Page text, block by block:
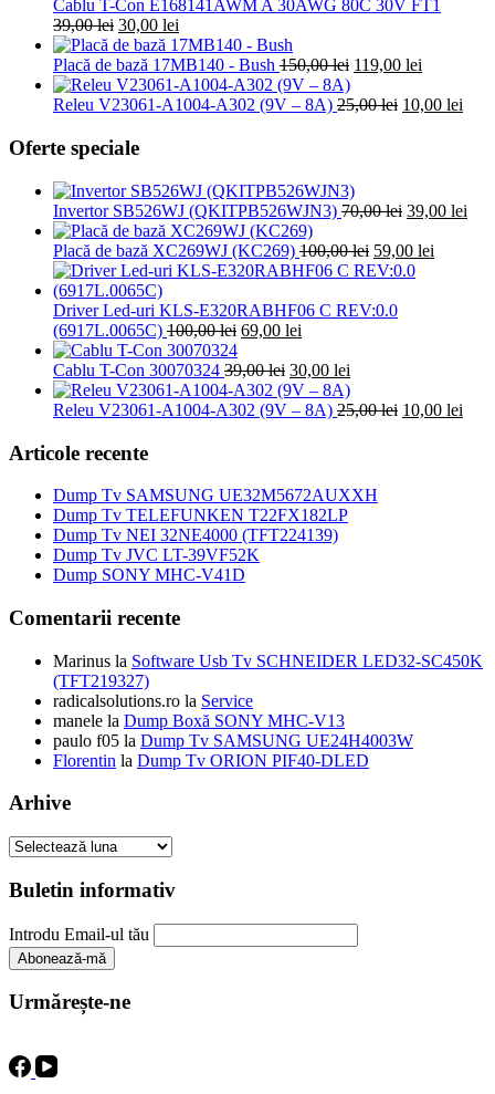
45,00 lei.
Cablu T-Con E168141AWM A 30AWG 80C 30V FT1
39,00lei Prețul
inițial
a
fost:
39,00 lei.
30,00 lei
curent
este:
30,00 lei.
Placă de bază 17MB140 - Bush 150,00lei Prețul
a
119,00 lei
este:
Releu V23061-A1004-A302 (9V – 8A) 25,00lei Prețul
10,00 lei
Oferte speciale
Invertor SB526WJ (QKITPB526WJN3) 70,00lei Prețul
a
fost:
39,00 lei
Placă de bază XC269WJ (KC269) 100,00lei Prețul
inițial
fost:
59,00 lei
Driver Led-uri KLS-E320RABHF06 C REV:0.0
(6917L.0065C) 100,00lei Prețul
a
fost:
100,00 lei.
69,00 lei
este:
69,00 lei.
Cablu T-Con 30070324 39,00lei Prețul
inițial
a
30,00 lei
curent
este:
Releu V23061-A1004-A302 (9V – 8A) 25,00lei Prețul
10,00 lei
Articole recente
Dump Tv SAMSUNG UE32M5672AUXXH
Dump Tv TELEFUNKEN T22FX182LP
Dump Tv NEI 32NE4000 (TFT224139)
Dump Tv JVC LT-39VF52K
Dump SONY MHC-V41D
Comentarii recente
Marinus la Software Usb Tv SCHNEIDER LED32-SC450K
(TFT219327)
radicalsolutions.ro la Service
manele la Dump Boxă SONY MHC-V13
paulo f05 la Dump Tv SAMSUNG UE24H4003W
Florentin la Dump Tv ORION PIF40-DLED
Arhive
Arhive
Buletin informativ
Introdu Email-ul tău
Urmărește-ne